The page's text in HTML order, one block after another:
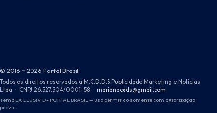
© 2016 ~ 2026 Portal Brasil
Todos os direitos reservados a M.C.D.D.S Publicidade Marketing e Notícias
Ltda · CNPJ 26.527.504/0001-58 · marianacdds@gmail.com
Tema EXCLUSIVO - PORTAL BRASIL — uso permitido somente com autorização
prévia.